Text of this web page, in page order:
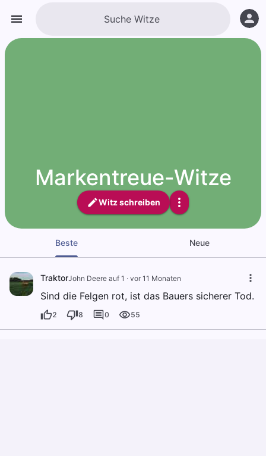
Markentreue-Witze
Witz schreiben
Beste Neue
TraktorJohn Deere auf 1 · vor 11 Monaten
Sind die Felgen rot, ist das Bauers sicherer Tod.
2 8 0 55